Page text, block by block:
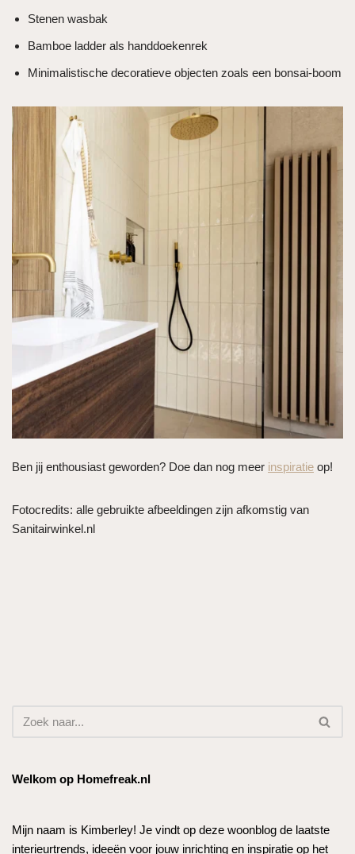
Stenen wasbak
Bamboe ladder als handdoekenrek
Minimalistische decoratieve objecten zoals een bonsai-boom
Ben jij enthousiast geworden? Doe dan nog meer inspiratie op!
Fotocredits: alle gebruikte afbeeldingen zijn afkomstig van
Sanitairwinkel.nl
Welkom op Homefreak.nl
Mijn naam is Kimberley! Je vindt op deze woonblog de laatste
interieurtrends, ideeën voor jouw inrichting en inspiratie op het